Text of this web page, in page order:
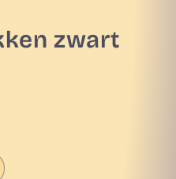
zwart